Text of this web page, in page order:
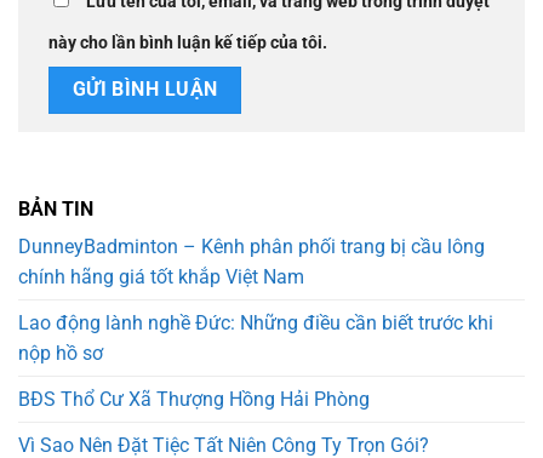
này cho lần bình luận kế tiếp của tôi.
BẢN TIN
DunneyBadminton – Kênh phân phối trang bị cầu lông
chính hãng giá tốt khắp Việt Nam
Lao động lành nghề Đức: Những điều cần biết trước khi
nộp hồ sơ
BĐS Thổ Cư Xã Thượng Hồng Hải Phòng
Vì Sao Nên Đặt Tiệc Tất Niên Công Ty Trọn Gói?